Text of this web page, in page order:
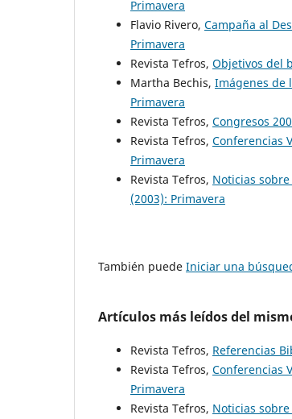
Primavera
Flavio Rivero, Campaña al
Primavera
Revista Tefros, Objetivos del
Martha Bechis, Imágenes de
Primavera
Revista Tefros, Congresos
Revista Tefros, Conferencias
Primavera
Revista Tefros, Noticias
(2003): Primavera
También puede Iniciar una
Artículos más leídos del
Revista Tefros, Referencias
Revista Tefros, Conferencias
Primavera
Revista Tefros, Noticias